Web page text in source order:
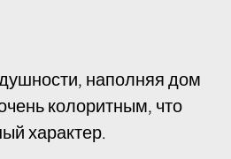
наполняя дом
колоритным, что
характер.